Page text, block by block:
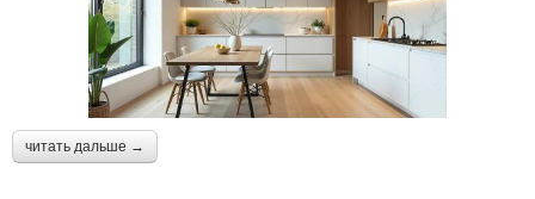
читать дальше →